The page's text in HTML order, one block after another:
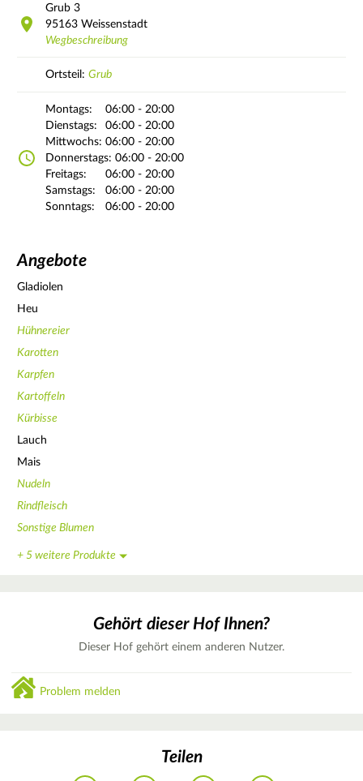
Grub 3
95163 Weissenstadt
Wegbeschreibung
Ortsteil: Grub
Montags:
06:00 - 20:00
Dienstags:
06:00 - 20:00
Mittwochs: 06:00 - 20:00
Donnerstags: 06:00 - 20:00
Freitags:
06:00 - 20:00
Samstags:
06:00 - 20:00
Sonntags:
06:00 - 20:00
Angebote
Gladiolen
Heu
Hühnereier
Karotten
Karpfen
Kartoffeln
Kürbisse
Lauch
Mais
Nudeln
Rindfleisch
Sonstige Blumen
+ 5 weitere Produkte
Gehört dieser Hof Ihnen?
Dieser Hof gehört einem anderen Nutzer.
Problem melden
Teilen